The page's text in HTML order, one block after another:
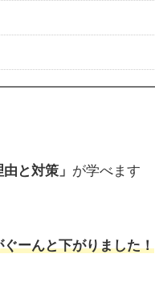
と対策」 が学べます
ーんと下がりました！